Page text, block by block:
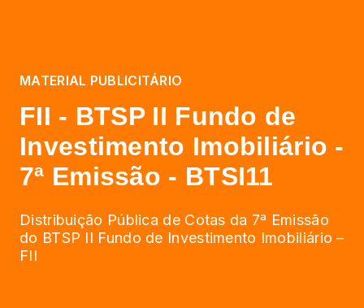
MATERIAL PUBLICITÁRIO
FII - BTSP II Fundo de
Investimento Imobiliário -
7ª Emissão - BTSI11
Distribuição Pública de Cotas da 7ª Emissão
do BTSP II Fundo de Investimento Imobiliário –
FII